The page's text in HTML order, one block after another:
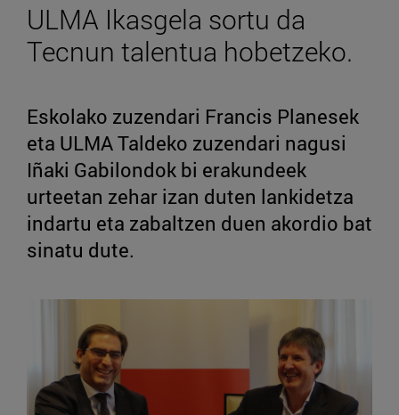
ULMA Ikasgela sortu da
Tecnun talentua hobetzeko.
Eskolako zuzendari Francis Planesek
eta ULMA Taldeko zuzendari nagusi
Iñaki Gabilondok bi erakundeek
urteetan zehar izan duten lankidetza
indartu eta zabaltzen duen akordio bat
sinatu dute.